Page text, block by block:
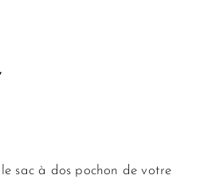
le sac à dos pochon de votre